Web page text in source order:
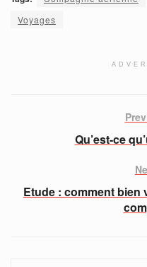
Voyages
Qu’est-ce
Etude : comment bien